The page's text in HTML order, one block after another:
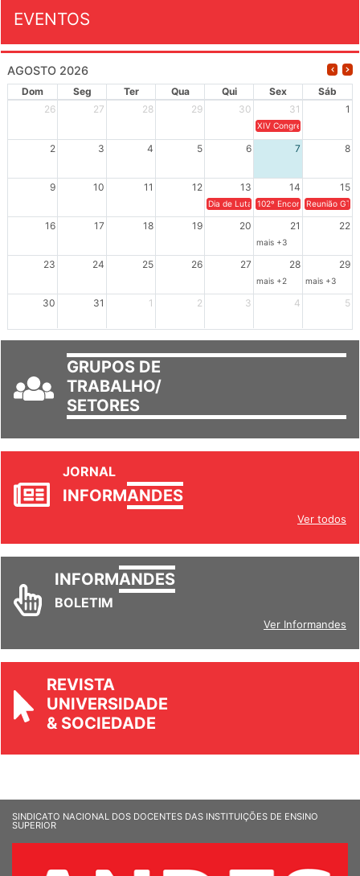
EVENTOS
AGOSTO 2026
Dom Seg Ter Qua Qui Sex
Sáb
26
27 28 29 30 31 1
XIV Congresso Brasileiro
2 3 4 5 6 7 8
9 10 11 12 13 14 15
Dia de Luta em Defesa de Cuba e da
102º Encontro da
Reunião
16 17 18 19 20 21 22
mais +3
23 24 25 26 27 28 29
mais +2 mais +3
30 31 1 2 3 4 5
GRUPOS DE
TRABALHO/
SETORES
JORNAL
INFORMANDES
Ver todos
INFORMANDES
BOLETIM
Ver Informandes
REVISTA
UNIVERSIDADE
& SOCIEDADE
SINDICATO NACIONAL DOS DOCENTES DAS INSTITUIÇÕES DE ENSINO
SUPERIOR